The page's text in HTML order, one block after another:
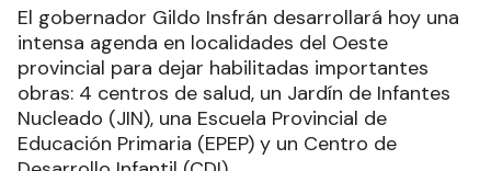
El gobernador Gildo Insfrán desarrollará hoy una
intensa agenda en localidades del Oeste
provincial para dejar habilitadas importantes
obras: 4 centros de salud, un Jardín de Infantes
Nucleado (JIN), una Escuela Provincial de
Educación Primaria (EPEP) y un Centro de